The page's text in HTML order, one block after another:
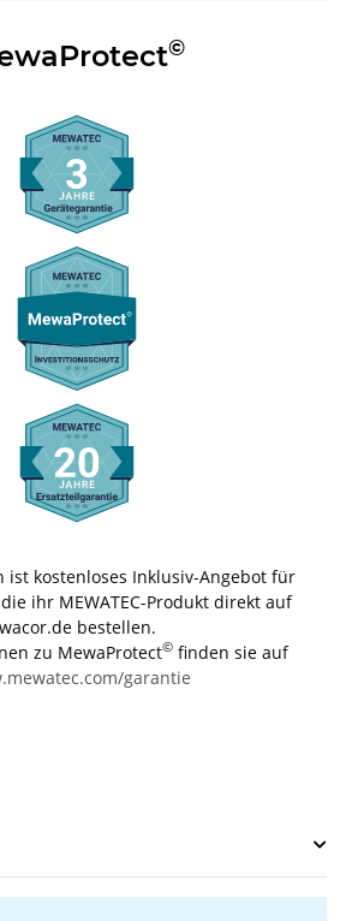
©
kostenloses Inklusiv-Angebot für
ihr MEWATEC-Produkt direkt auf
wacor.de bestellen.
zu MewaProtect© finden sie auf
garantie